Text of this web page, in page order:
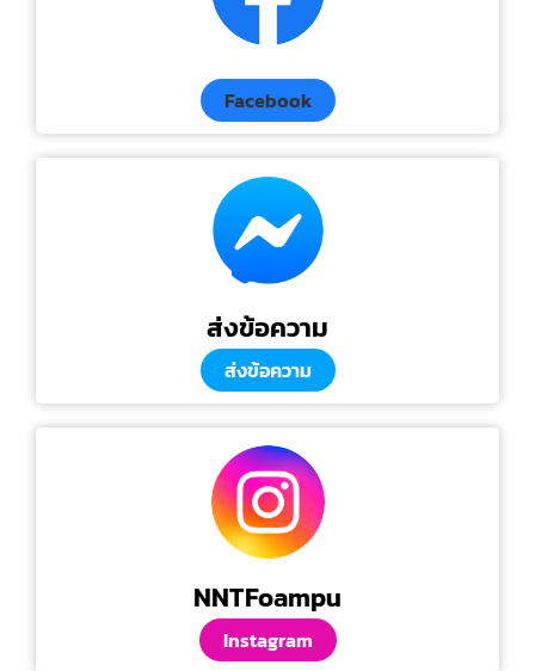
Facebook
ส่งข้อความ
ส่งข้อความ
NNTFoampu
Instagram